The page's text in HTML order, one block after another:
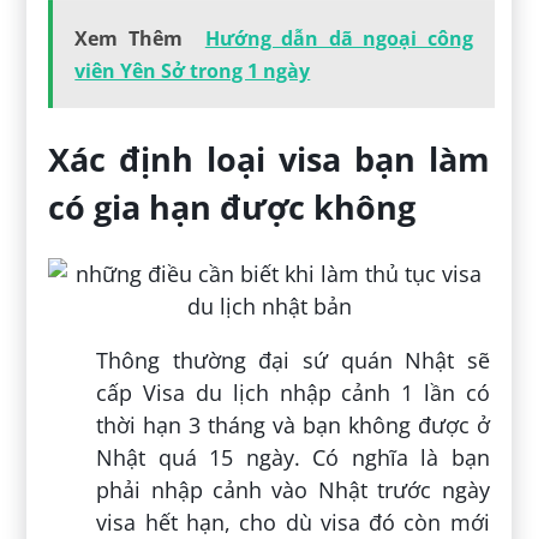
Xem Thêm
Hướng dẫn dã ngoại công
viên Yên Sở trong 1 ngày
Xác định loại visa bạn làm
có gia hạn được không
Thông thường đại sứ quán Nhật sẽ
cấp Visa du lịch nhập cảnh 1 lần có
thời hạn 3 tháng và bạn không được ở
Nhật quá 15 ngày. Có nghĩa là bạn
phải nhập cảnh vào Nhật trước ngày
visa hết hạn, cho dù visa đó còn mới